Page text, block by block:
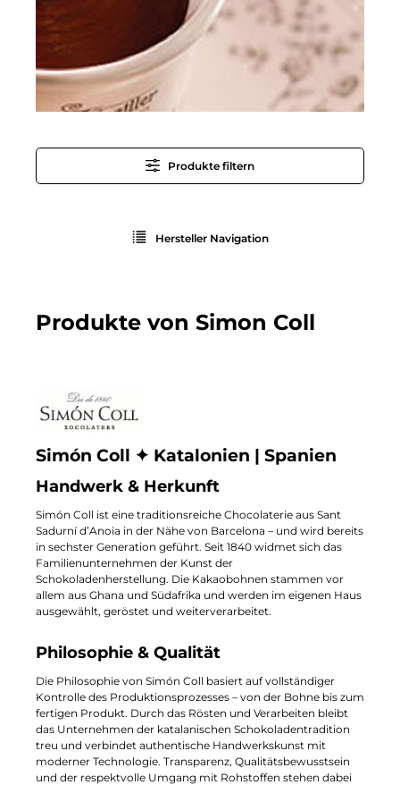
Produkte filtern
Hersteller Navigation
Produkte von Simon Coll
Simón Coll ✦ Katalonien | Spanien
Handwerk & Herkunft
Simón Coll ist eine traditionsreiche Chocolaterie aus Sant
Sadurní d’Anoia in der Nähe von Barcelona – und wird bereits
in sechster Generation geführt. Seit 1840 widmet sich das
Familienunternehmen der Kunst der
Schokoladenherstellung. Die Kakaobohnen stammen vor
allem aus Ghana und Südafrika und werden im eigenen Haus
ausgewählt, geröstet und weiterverarbeitet.
Philosophie & Qualität
Die Philosophie von Simón Coll basiert auf vollständiger
Kontrolle des Produktionsprozesses – von der Bohne bis zum
fertigen Produkt. Durch das Rösten und Verarbeiten bleibt
das Unternehmen der katalanischen Schokoladentradition
treu und verbindet authentische Handwerkskunst mit
moderner Technologie. Transparenz, Qualitätsbewusstsein
und der respektvolle Umgang mit Rohstoffen stehen dabei